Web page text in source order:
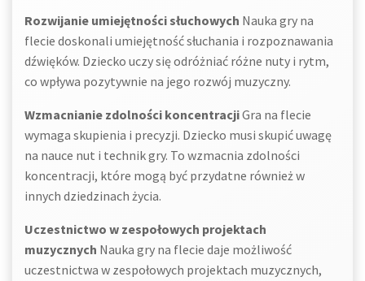
Rozwijanie umiejętności słuchowych Nauka gry na
flecie doskonali umiejętność słuchania i rozpoznawania
dźwięków. Dziecko uczy się odróżniać różne nuty i rytm,
co wpływa pozytywnie na jego rozwój muzyczny.
Wzmacnianie zdolności koncentracjiGra na flecie
wymaga skupienia i precyzji. Dziecko musi skupić uwagę
na nauce nut i technik gry. To wzmacnia zdolności
koncentracji, które mogą być przydatne również w
innych dziedzinach życia.
Uczestnictwo w zespołowych projektach
muzycznych Nauka gry na flecie daje możliwość
uczestnictwa w zespołowych projektach muzycznych,